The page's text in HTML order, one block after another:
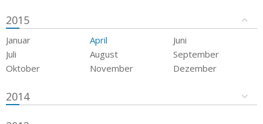
2015
Januar April
Juni
Juli
August
September
Oktober
November Dezember
2014